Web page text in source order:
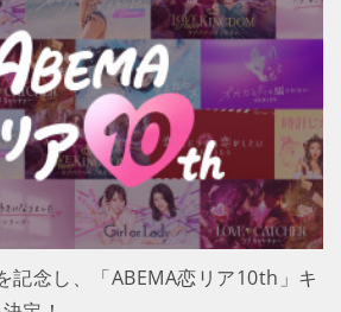
記念し、「ABEMA恋リア10th」キ